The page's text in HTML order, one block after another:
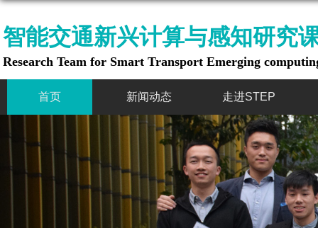
智能交通新兴计算与感知研究
Research Team for Smart Transport Emerging
首页 新闻动态 走进STEP